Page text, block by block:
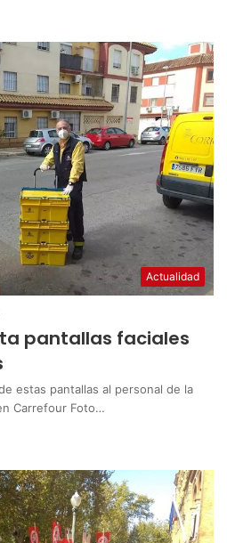
Actualidad
pantallas faciales
estas pantallas al personal de la
Carrefour Foto…